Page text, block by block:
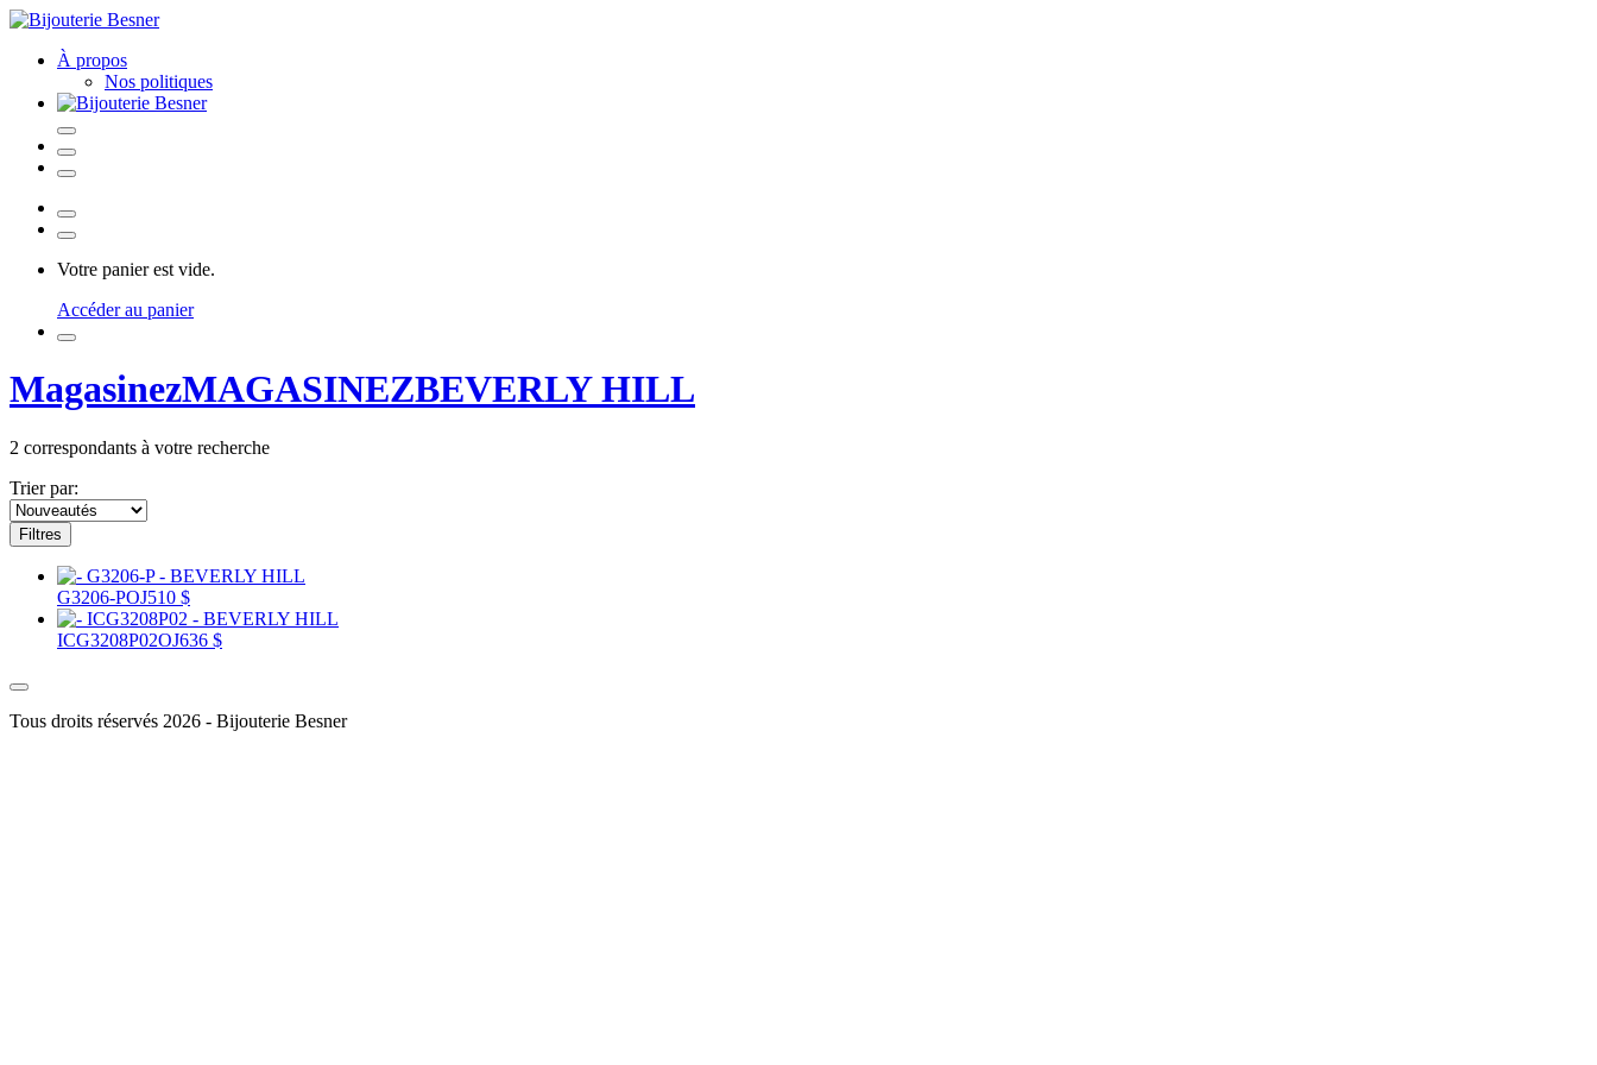
À propos
Nos politiques
Votre panier est vide.
Accéder au panier
MagasinezMAGASINEZBEVERLY HILL
2 correspondants à votre recherche
Trier par:
Filtres
G3206-POJ510 $
ICG3208P02OJ636 $
Tous droits réservés 2026 - Bijouterie Besner